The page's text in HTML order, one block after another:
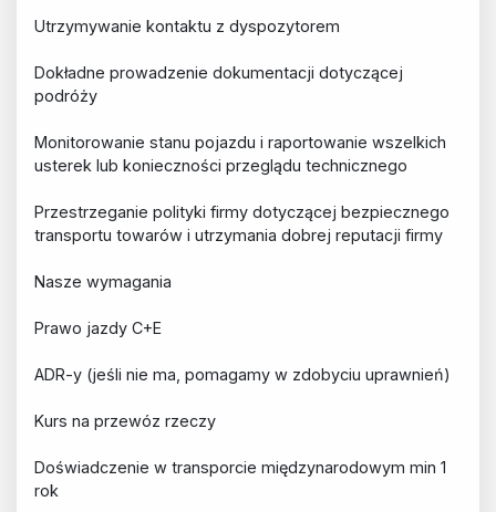
Utrzymywanie kontaktu z dyspozytorem
Dokładne prowadzenie dokumentacji dotyczącej
podróży
Monitorowanie stanu pojazdu i raportowanie wszelkich
usterek lub konieczności przeglądu technicznego
Przestrzeganie polityki firmy dotyczącej bezpiecznego
transportu towarów i utrzymania dobrej reputacji firmy
Nasze wymagania
Prawo jazdy C+E
ADR-y (jeśli nie ma, pomagamy w zdobyciu uprawnień)
Kurs na przewóz rzeczy
Doświadczenie w transporcie międzynarodowym min 1
rok